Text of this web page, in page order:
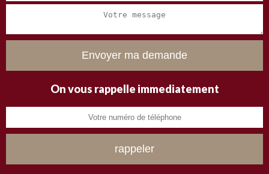
On vous rappelle immediatement